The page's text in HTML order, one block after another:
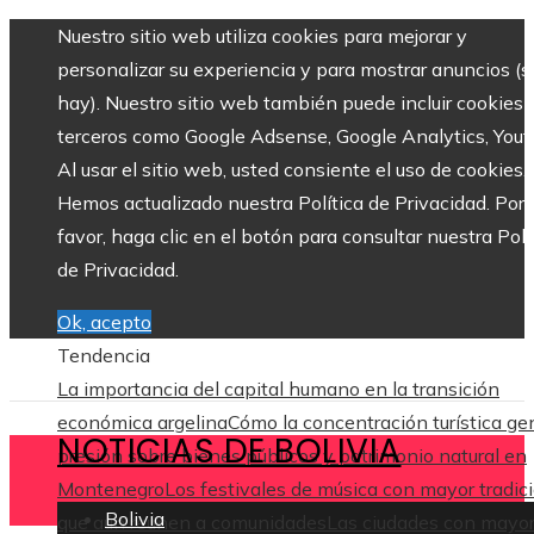
Nuestro sitio web utiliza cookies para mejorar y
personalizar su experiencia y para mostrar anuncios
hay). Nuestro sitio web también puede incluir cookies
terceros como Google Adsense, Google Analytics,
Al usar el sitio web, usted consiente el uso de cookies.
Hemos actualizado nuestra Política de Privacidad. Por
favor, haga clic en el botón para consultar nuestra
de Privacidad.
Ok, acepto
Tendencia
La importancia del capital humano en la transición
económica argelinaCómo la concentración turística
presión sobre bienes públicos y patrimonio natural en
MontenegroLos festivales de música con mayor
que aún reúnen a comunidades
Las ciudades con mayor
NOTICIAS DE BOLIVIA
Bolivia